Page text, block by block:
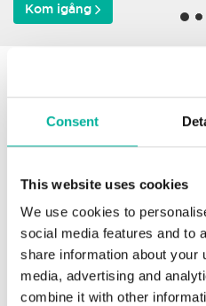
Consent
This website uses cookies
We use cookies to
social media features and to
share information about your
media, advertising and
combine it with other
Kom igång
Varför
Support
Du förtjänar att ha
förutsättningarna